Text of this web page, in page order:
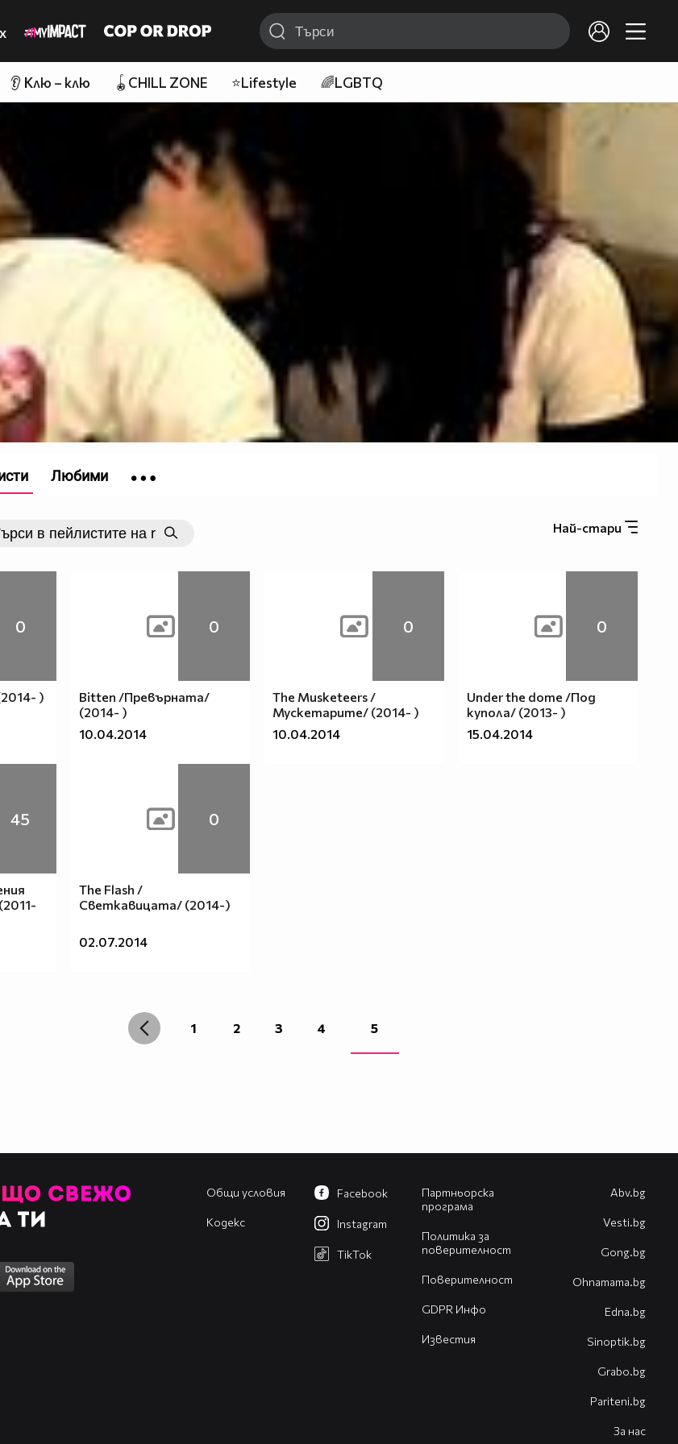
👂 Клю – клю 🪀CHILL ZONE ⭐Lifestyle 🌈LGBTQ
Най-стари
0
)
0
Bitten /Превърната/
(2014- )
10.04.2014
0
The Musketeers /
Мускетарите/ (2014- )
10.04.2014
0
Under the dome /Под
купола/ (2013- )
15.04.2014
45 0
The Flash /
Светкавицата/ (2014-)
02.07.2014
1 2 3 4 5
Любими
Общи условия
Кодекс
Партньорска
програма
Политика за
поверителност
Поверителност
GDPR Инфо
Известия
Facebook
Instagram
TikTok
Abv.bg
Vesti.bg
Gong.bg
Оhnamama.bg
Edna.bg
Sinoptik.bg
Grabo.bg
Pariteni.bg
За нас